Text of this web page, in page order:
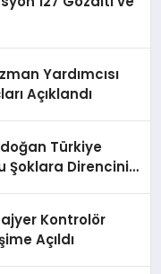
Yardımcısı
Açıklandı
Türkiye
Şoklara Direncini
Kontrolör
Açıldı